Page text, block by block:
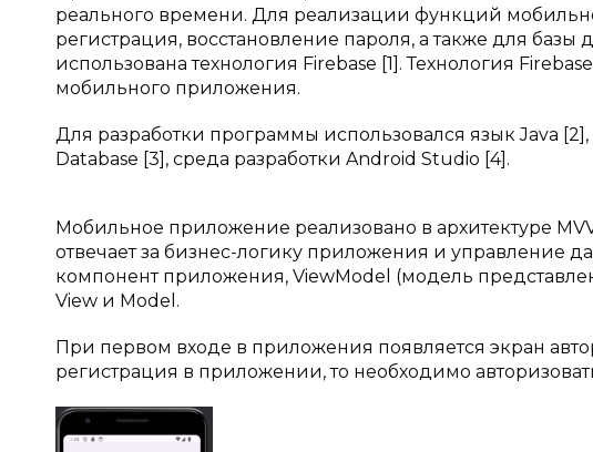
реального времени. Для реализации функций
регистрация, восстановление пароля, а также для
использована технология Firebase [1]. Технология
мобильного приложения.
Для разработки программы использовался язык Java
Database [3], среда разработки Android Studio [4].
Мобильное приложение реализовано в архитектуре
отвечает за бизнес-логику приложения и управление
компонент приложения, ViewModel (модель
View и Model.
При первом входе в приложения появляется экран
регистрация в приложении, то необходимо